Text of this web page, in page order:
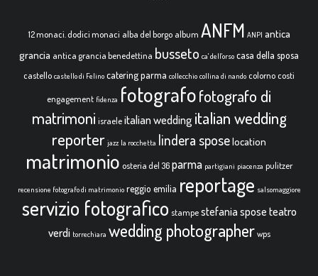
12 monaci. dodici monaci alba del borgo album ANFM ANPI antica
grancia antica grancia benedettina busseto ca' dell'orso casa della sposa
castello castello di Felino catering parma collecchio collina di nando colorno costi
engagement fidenza fotografofotografo di
matrimoni israele italian wedding italian wedding
reporter jazz la rocchetta lindera sposelocation
matrimonio osteria del 36parma partigiani piacenza pulitzer
recensione fotografo di matrimonio reggio emilia reportage salsomaggiore
servizio fotografico stampe stefania spose teatro
verdi torrechiara wedding photographer wps